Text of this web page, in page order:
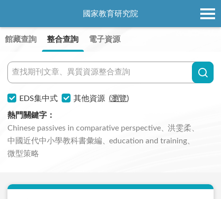
國家教育研究院
館藏查詢 整合查詢 電子資源
EDS集中式 其他資源 (瀏覽)
熱門關鍵字 ：
Chinese passives in comparative perspective
洪雯柔
中國近代中小學教科書彙編
education and training
微型策略